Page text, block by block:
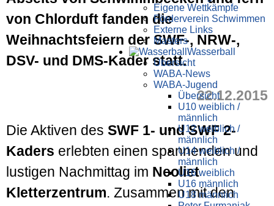
Eigene Wettkämpfe
Förderverein Schwimmen
Externe Links
Masters
Wasser­ball
Übersicht
WABA-News
WABA-Jugend
Übersicht
U10 weiblich /
männlich
U12 weiblich /
männlich
U14 weiblich /
männlich
U16 weiblich
U16 männlich
U18 männlich
von Chlorduft fanden die
Weihnachtsfeiern der SWF-, NRW-,
DSV- und DMS-Kader statt.
22.12.2015
Die Aktiven des SWF 1- und SWF 2-
Kaders erlebten einen spannenden und
lustigen Nachmittag im Neoliet
Kletterzentrum. Zusammen mit den